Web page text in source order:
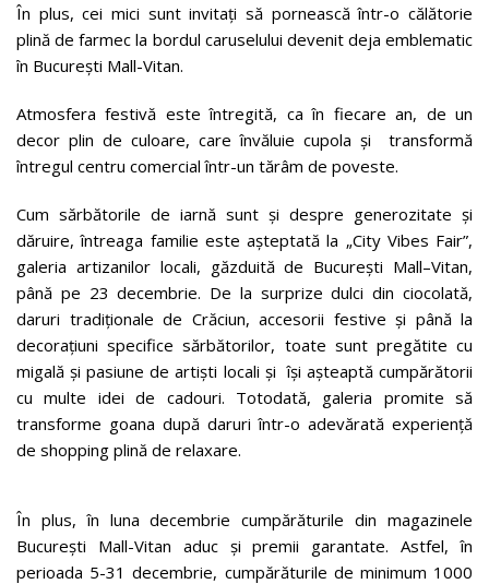
În plus, cei mici sunt invitați să pornească într-o călătorie
plină de farmec la bordul caruselului devenit deja emblematic
în București Mall-Vitan.
Atmosfera festivă este întregită, ca în fiecare an, de un
decor plin de culoare, care învăluie cupola și transformă
întregul centru comercial într-un tărâm de poveste.
Cum sărbătorile de iarnă sunt și despre generozitate și
dăruire, întreaga familie este așteptată la „City Vibes Fair”,
galeria artizanilor locali, găzduită de București Mall–Vitan,
până pe 23 decembrie. De la surprize dulci din ciocolată,
daruri tradiționale de Crăciun, accesorii festive și până la
decorațiuni specifice sărbătorilor, toate sunt pregătite cu
migală și pasiune de artiști locali și își așteaptă cumpărătorii
cu multe idei de cadouri. Totodată, galeria promite să
transforme goana după daruri într-o adevărată experiență
de shopping plină de relaxare.
În plus, în luna decembrie cumpărăturile din magazinele
București Mall-Vitan aduc și premii garantate. Astfel, în
perioada 5-31 decembrie, cumpărăturile de minimum 1000